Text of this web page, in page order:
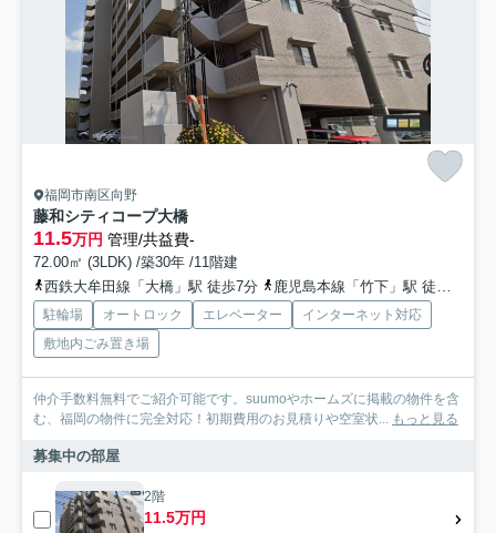
福岡市南区向野
藤和シティコープ大橋
11.5万円 管理/共益費-
72.00㎡ (3LDK) /築30年 /11階建
西鉄大牟田線「大橋」駅 徒歩7分
鹿児島本線「竹下」駅 徒歩15分
駐輪場 オートロック エレベーター
インターネット対応
敷地内ごみ置き場
仲介手数料無料でご紹介可能です。suumoやホームズに掲載の物件を含
む、福岡の物件に完全対応！初期費用のお見積りや空室状... もっと見る
募集中の部屋
2階
11.5万円